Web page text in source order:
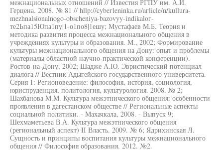
межнациональных отношений // Известия РГПУ им. А.И.
Герцена. 2008. № 81 // hllp://cybeгleninka.ru/aгlicle/n/kullura-
mezhnalsionalnogo-obscheniya-bazovyy-indikaloг-
те2Ьпа15Юпа1пу|1-о1по8|1ешу; Мустафаев М.Б. Теория и
методика развития процесса межнационального общения в
учреждениях культуры и образования. М., 2002; Формирование
культуры межнационального общения на Дону: опыт и проблемы
(материалы областной научно-практической конференции).
Ростов-на-Дону, 2002; Шадже А.Ю. Эвристический потенциал
диалога // Вестник Адыгейского государственного университета.
Серия 1: Регионоведение: философия, история, социология,
юриспруденция, политология, культурология. 2008. № 2;
Шахбанова М.М. Культура межэтнического общения: особенности
проявления в дагестанском обществе // Региональные аспекты
социальной политики. - Махачкала, 2008. - Выпуск 9;
Шехмаметьева В.А. Культура межэтнического общения
(региональный аспект) II Власть. 2009. № 6; Ядрихинская Л.
Сущность и принципы воспитания культуры межнационального
общения // Философия образования. 2012. №2.